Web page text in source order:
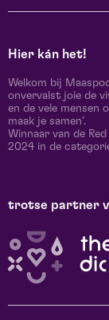
Hier kán het!
Welkom bij
onvervalst joie de
en de vele mensen
maak je samen’.
Winnaar van de
2024 in de
trotse partner